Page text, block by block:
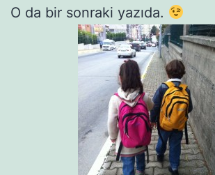
O da bir sonraki yazıda.